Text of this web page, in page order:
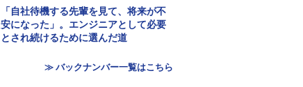
「自社待機する先輩を見て、将来が不
安になった」。エンジニアとして必要
とされ続けるために選んだ道
≫ バックナンバー一覧はこちら